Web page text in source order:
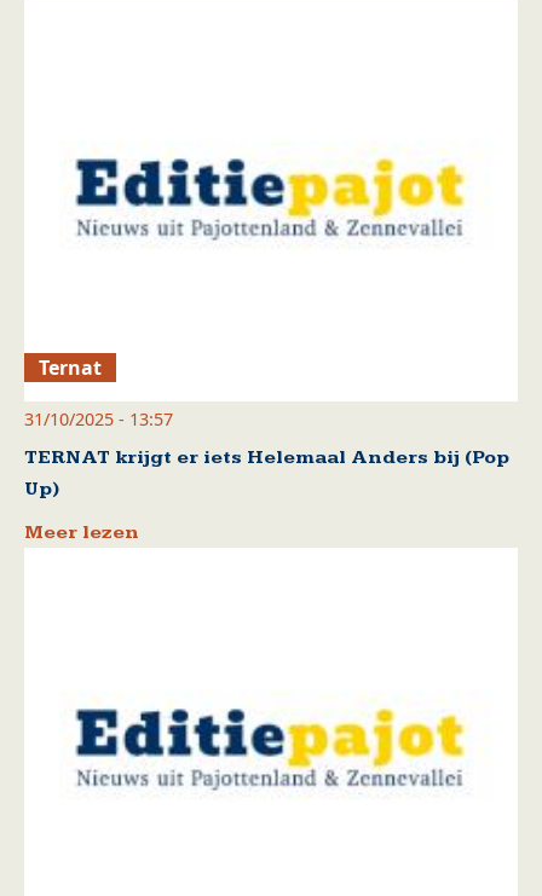
Ternat
31/10/2025 - 13:57
TERNAT krijgt er iets Helemaal Anders bij (Pop
Up)
Meer lezen